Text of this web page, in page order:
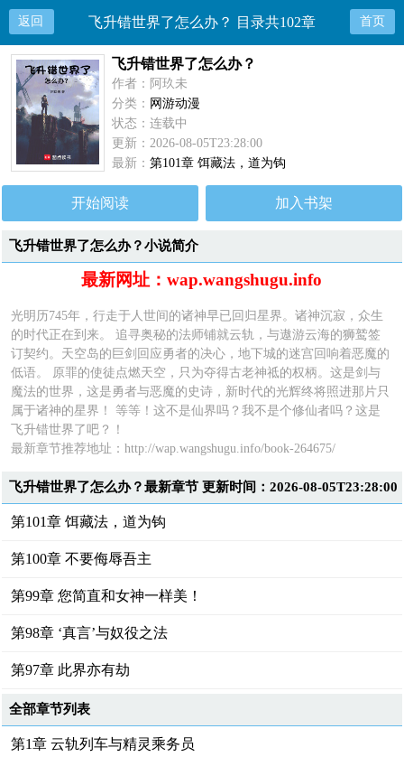
返回 飞升错世界了怎么办？ 目录共102章 首页
飞升错世界了怎么办？
作者：阿玖未
分类： 网游动漫
状态：连载中
更新：2026-08-05T23:28:00
最新：第101章 饵藏法，道为钩
开始阅读 加入书架
飞升错世界了怎么办？小说简介
最新网址：wap.wangshugu.info
光明历745年，行走于人世间的诸神早已回归星界。诸神沉寂，众生
的时代正在到来。 追寻奥秘的法师铺就云轨，与遨游云海的狮鹫签
订契约。天空岛的巨剑回应勇者的决心，地下城的迷宫回响着恶魔的
低语。 原罪的使徒点燃天空，只为夺得古老神祗的权柄。这是剑与
魔法的世界，这是勇者与恶魔的史诗，新时代的光辉终将照进那片只
属于诸神的星界！ 等等！这不是仙界吗？我不是个修仙者吗？这是
飞升错世界了吧？！
最新章节推荐地址：http://wap.wangshugu.info/book-264675/
飞升错世界了怎么办？最新章节 更新时间：2026-08-05T23:28:00
第101章 饵藏法，道为钩
第100章 不要侮辱吾主
第99章 您简直和女神一样美！
第98章 ‘真言’与奴役之法
第97章 此界亦有劫
全部章节列表
第1章 云轨列车与精灵乘务员